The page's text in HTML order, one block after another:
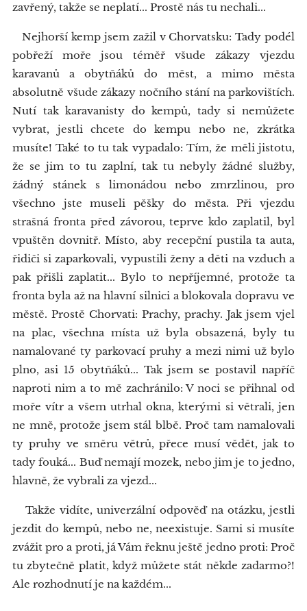
zavřený, takže se neplatí... Prostě nás tu nechali...
Nejhorší kemp jsem zažil v Chorvatsku: Tady podél
pobřeží moře jsou téměř všude zákazy vjezdu
karavanů a obytňáků do měst, a mimo města
absolutně všude zákazy nočního stání na parkovištích.
Nutí tak karavanisty do kempů, tady si nemůžete
vybrat, jestli chcete do kempu nebo ne, zkrátka
musíte! Také to tu tak vypadalo: Tím, že měli jistotu,
že se jim to tu zaplní, tak tu nebyly žádné služby,
žádný stánek s limonádou nebo zmrzlinou, pro
všechno jste museli pěšky do města. Při vjezdu
strašná fronta před závorou, teprve kdo zaplatil, byl
vpuštěn dovnitř. Místo, aby recepční pustila ta auta,
řidiči si zaparkovali, vypustili ženy a děti na vzduch a
pak přišli zaplatit... Bylo to nepříjemné, protože ta
fronta byla až na hlavní silnici a blokovala dopravu ve
městě. Prostě Chorvati: Prachy, prachy. Jak jsem vjel
na plac, všechna místa už byla obsazená, byly tu
namalované ty parkovací pruhy a mezi nimi už bylo
plno, asi 15 obytňáků... Tak jsem se postavil napříč
naproti nim a to mě zachránilo: V noci se přihnal od
moře vítr a všem utrhal okna, kterými si větrali, jen
ne mně, protože jsem stál blbě. Proč tam namalovali
ty pruhy ve směru větrů, přece musí vědět, jak to
tady fouká... Buď nemají mozek, nebo jim je to jedno,
hlavně, že vybrali za vjezd...
Takže vidíte, univerzální odpověď na otázku, jestli
jezdit do kempů, nebo ne, neexistuje. Sami si musíte
zvážit pro a proti, já Vám řeknu ještě jedno proti: Proč
tu zbytečně platit, když můžete stát někde zadarmo?!
Ale rozhodnutí je na každém...